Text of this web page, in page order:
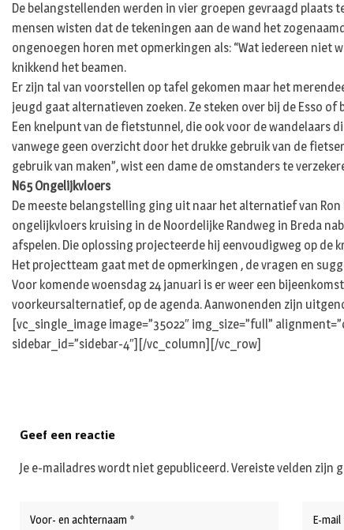
De belangstellenden werden in vier groepen gevraagd plaats
mensen wisten dat de tekeningen aan de wand het
ongenoegen horen met opmerkingen als: “Wat iedereen niet
knikkend het beamen.
Er zijn tal van voorstellen op tafel gekomen maar het
jeugd gaat alternatieven zoeken. Ze steken over bij de Esso
Een knelpunt van de fietstunnel, die ook voor de wandelaars
vanwege geen overzicht door het drukke gebruik van de
gebruik van maken”, wist een dame de omstanders te
N65 Ongelijkvloers
De meeste belangstelling ging uit naar het alternatief van
ongelijkvloers kruising in de Noordelijke Randweg in Breda
afspelen. Die oplossing projecteerde hij eenvoudigweg op de
Het projectteam gaat met de opmerkingen , de vragen en
Voor komende woensdag 24 januari is er weer een
voorkeursalternatief, op de agenda. Aanwonenden zijn
[vc_single_image image=”35022″ img_size=”full”
sidebar_id=”sidebar-4″][/vc_column][/vc_row]
Geef een reactie
Je e-mailadres wordt niet gepubliceerd.Vereiste velden zijn